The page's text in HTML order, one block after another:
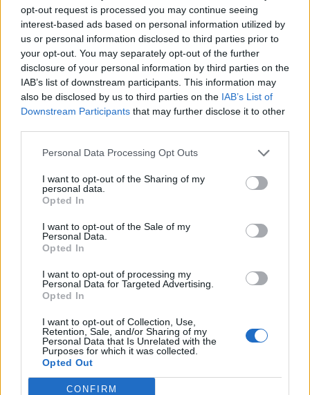
opt-out request is processed you may continue seeing
interest-based ads based on personal information utilized by
us or personal information disclosed to third parties prior to
your opt-out. You may separately opt-out of the further
disclosure of your personal information by third parties on the
IAB’s list of downstream participants. This information may
also be disclosed by us to third parties on the IAB’s List of
Downstream Participants that may further disclose it to other
Personal Data Processing Opt Outs
I want to opt-out of the Sharing of my
personal data.
Opted In
I want to opt-out of the Sale of my
Personal Data.
Opted In
I want to opt-out of processing my
Personal Data for Targeted Advertising.
Opted In
I want to opt-out of Collection, Use,
Retention, Sale, and/or Sharing of my
Personal Data that Is Unrelated with the
Purposes for which it was collected.
Opted Out
CONFIRM
Σπάρτη: Κυριακή βράδυ στο Alter Ego Enoteca
Θεοφάνους
18/06/2026 11:53